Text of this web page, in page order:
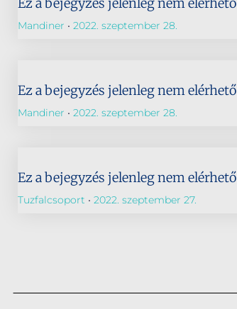
Mandiner 2022. szeptember 28.
Ez a bejegyzés jelenleg nem elérhető
Mandiner 2022. szeptember 28.
Ez a bejegyzés jelenleg nem elérhető
Tuzfalcsoport 2022. szeptember 27.